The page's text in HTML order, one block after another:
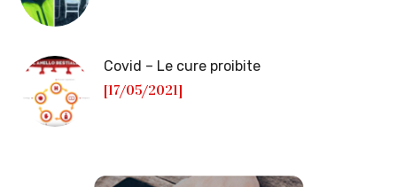
Covid – Le cure proibite
[17/05/2021]